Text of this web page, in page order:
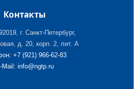
Контакты
г. Санкт-Петербург,
д. 20, корп. 2, лит. А
+7 (921) 966-62-83
Mail: info@ngtp.ru